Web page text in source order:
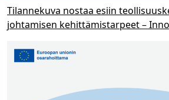
Tilannekuva nostaa esiin
johtamisen kehittämistarpeet –